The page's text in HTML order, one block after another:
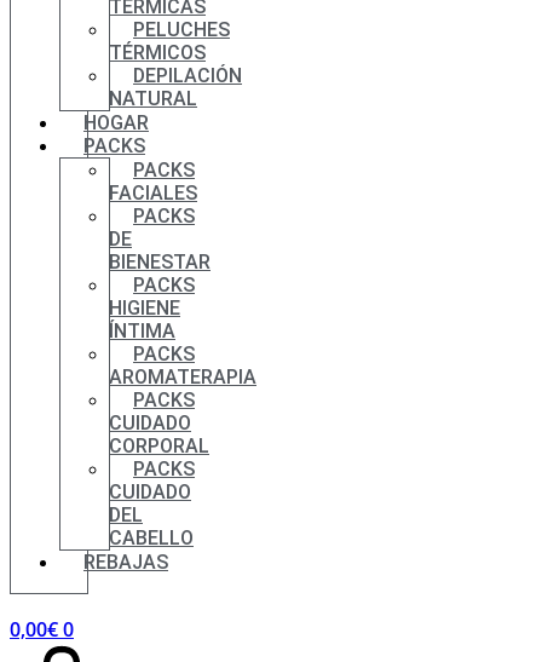
TÉRMICAS
PELUCHES
TÉRMICOS
DEPILACIÓN
NATURAL
HOGAR
PACKS
PACKS
FACIALES
PACKS
DE
BIENESTAR
PACKS
HIGIENE
ÍNTIMA
PACKS
AROMATERAPIA
PACKS
CUIDADO
CORPORAL
PACKS
CUIDADO
DEL
CABELLO
REBAJAS
0,00€0